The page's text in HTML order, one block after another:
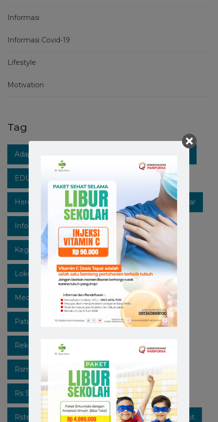
Informasi
Informasi Covid-19
Lifestyle
Motivation
Tag
Adaptasi Kebiasaan Baru
EDUKASIKESEHATAN
Hereforyou Hidupsehat Hospitalinmakassar
Infokesehatan Informasi Instagram
Kegiatan Lawan Covid-19 Likeforfollow
Lokermakassar Makassar Mediaedukasi
Medicalcheckup Open Recruitment
Patuhi Protokol Promo Recruitment
Rekrutmen Karyawan Baru Rsmakassar
Rsmakassarramah Rssm
Rs Stella Maris Rsstellamarismakassar
Rsterbaik Rsterbaikdimakassar Rumahsakit